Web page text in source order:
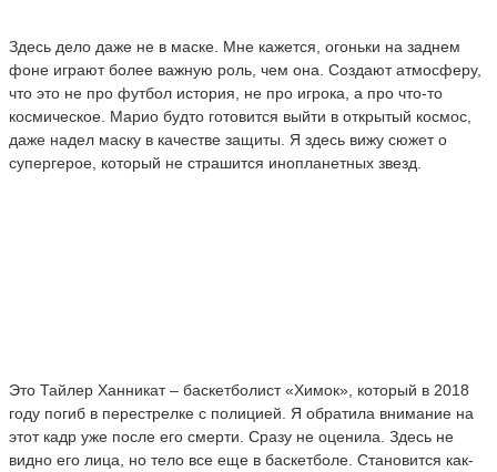
Здесь дело даже не в маске. Мне кажется, огоньки на заднем
фоне играют более важную роль, чем она. Создают атмосферу,
что это не про футбол история, не про игрока, а про что-то
космическое. Марио будто готовится выйти в открытый космос,
даже надел маску в качестве защиты. Я здесь вижу сюжет о
супергерое, который не страшится инопланетных звезд.
Это Тайлер Ханникат – баскетболист «Химок», который в 2018
году погиб в перестрелке с полицией. Я обратила внимание на
этот кадр уже после его смерти. Сразу не оценила. Здесь не
видно его лица, но тело все еще в баскетболе. Становится как-